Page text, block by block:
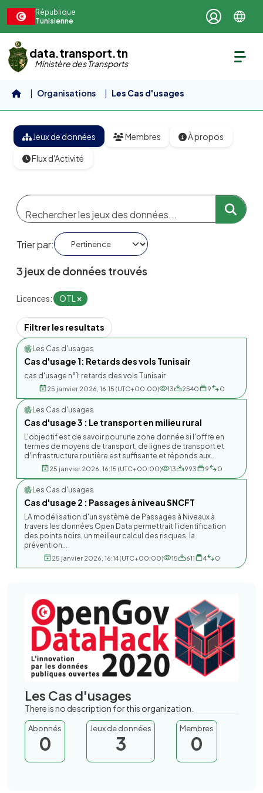
République
Tunisienne
data.transport.tn
Ministère des Transports
Organisations Les Cas d'usages
Jeux de données Membres À propos
Flux d'Activité
Trier par
3 jeux de données trouvés
Licences: OTL
Filtrer les resultats
Les Cas d'usages
Cas d'usage 1: Retards des vols Tunisair
cas d'usage n°1: retards des vols Tunisair
25 janvier 2026, 16:15 (UTC+00:00) 13 2540 9 0
Les Cas d'usages
Cas d'usage 3 : Le transport en milieu rural
L'objectif est de savoir pour une zone donnée si l'offre en
termes de moyens de transport, de lignes de transport et
d'infrastructure routière est suffisante et réponds aux...
25 janvier 2026, 16:15 (UTC+00:00) 13 993 9 0
Les Cas d'usages
Cas d'usage 2 : Passages à niveau SNCFT
LA modélisation d'un système de Passages à Niveaux à
travers les données Open Data permettrait l'identification
des points noirs, un meilleur calcul des risques, la
prévention...
25 janvier 2026, 16:14 (UTC+00:00) 15 611 4 0
Les Cas d'usages
There is no description for this organization.
Abonnés
0
Jeux de données
3
Membres
0